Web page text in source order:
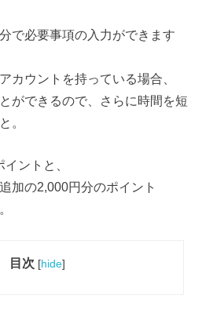
で必要事項の入力ができます
カウントを持っている場合、
ができるので、さらに時間を短
。
ントと、
加の2,000円分のポイント
目次 [hide]